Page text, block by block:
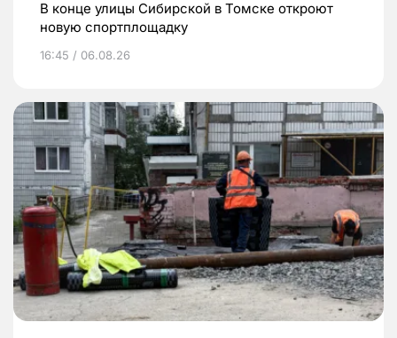
В конце улицы Сибирской в Томске откроют
новую спортплощадку
16:45 / 06.08.26